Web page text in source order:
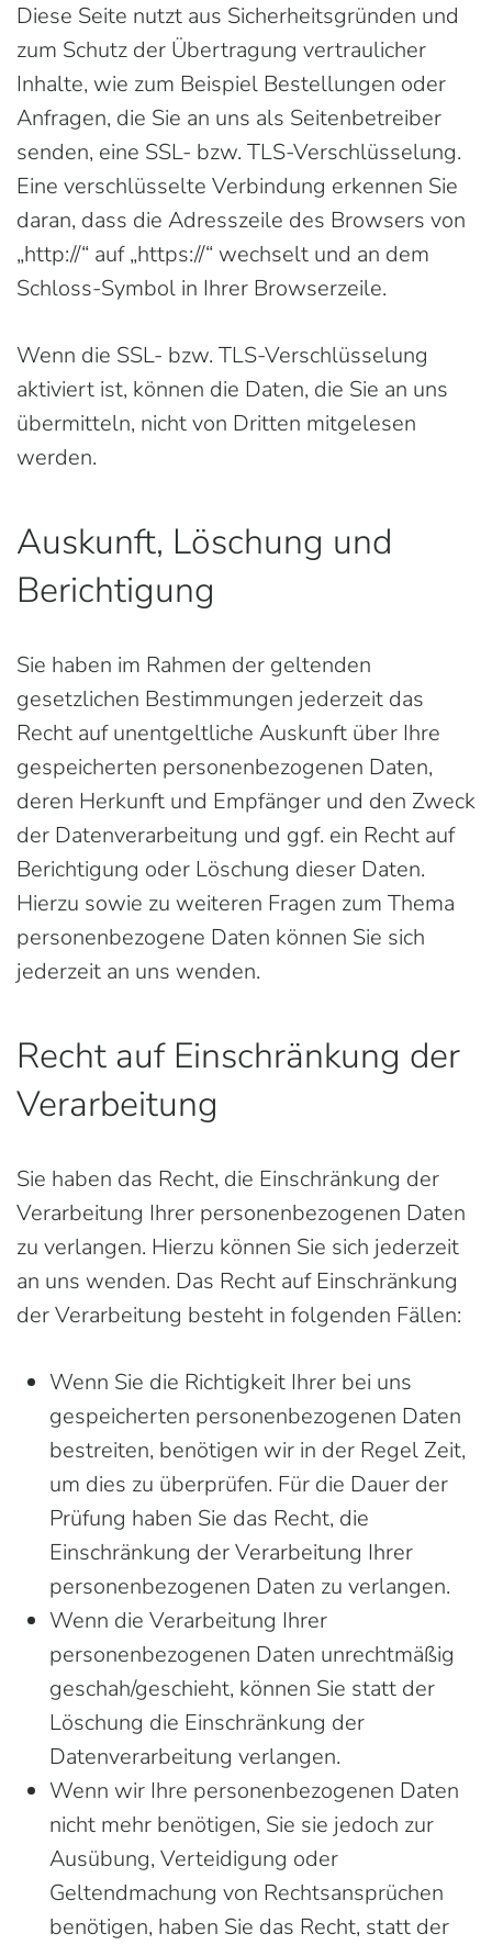
Diese Seite nutzt aus Sicherheitsgründen und
zum Schutz der Übertragung vertraulicher
Inhalte, wie zum Beispiel Bestellungen oder
Anfragen, die Sie an uns als Seitenbetreiber
senden, eine SSL- bzw. TLS-Verschlüsselung.
Eine verschlüsselte Verbindung erkennen Sie
daran, dass die Adresszeile des Browsers von
„http://“ auf „https://“ wechselt und an dem
Schloss-Symbol in Ihrer Browserzeile.
Wenn die SSL- bzw. TLS-Verschlüsselung
aktiviert ist, können die Daten, die Sie an uns
übermitteln, nicht von Dritten mitgelesen
werden.
Auskunft, Löschung und
Berichtigung
Sie haben im Rahmen der geltenden
gesetzlichen Bestimmungen jederzeit das
Recht auf unentgeltliche Auskunft über Ihre
gespeicherten personenbezogenen Daten,
deren Herkunft und Empfänger und den Zweck
der Datenverarbeitung und ggf. ein Recht auf
Berichtigung oder Löschung dieser Daten.
Hierzu sowie zu weiteren Fragen zum Thema
personenbezogene Daten können Sie sich
jederzeit an uns wenden.
Recht auf Einschränkung der
Verarbeitung
Sie haben das Recht, die Einschränkung der
Verarbeitung Ihrer personenbezogenen Daten
zu verlangen. Hierzu können Sie sich jederzeit
an uns wenden. Das Recht auf Einschränkung
der Verarbeitung besteht in folgenden Fällen:
Wenn Sie die Richtigkeit Ihrer bei uns
gespeicherten personenbezogenen Daten
bestreiten, benötigen wir in der Regel Zeit,
um dies zu überprüfen. Für die Dauer der
Prüfung haben Sie das Recht, die
Einschränkung der Verarbeitung Ihrer
personenbezogenen Daten zu verlangen.
Wenn die Verarbeitung Ihrer
personenbezogenen Daten unrechtmäßig
geschah/geschieht, können Sie statt der
Löschung die Einschränkung der
Datenverarbeitung verlangen.
Wenn wir Ihre personenbezogenen Daten
nicht mehr benötigen, Sie sie jedoch zur
Ausübung, Verteidigung oder
Geltendmachung von Rechtsansprüchen
benötigen, haben Sie das Recht, statt der